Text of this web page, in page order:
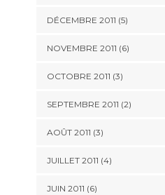
DÉCEMBRE 2011 (5)
NOVEMBRE 2011 (6)
OCTOBRE 2011 (3)
SEPTEMBRE 2011 (2)
AOÛT 2011 (3)
JUILLET 2011 (4)
JUIN 2011 (6)